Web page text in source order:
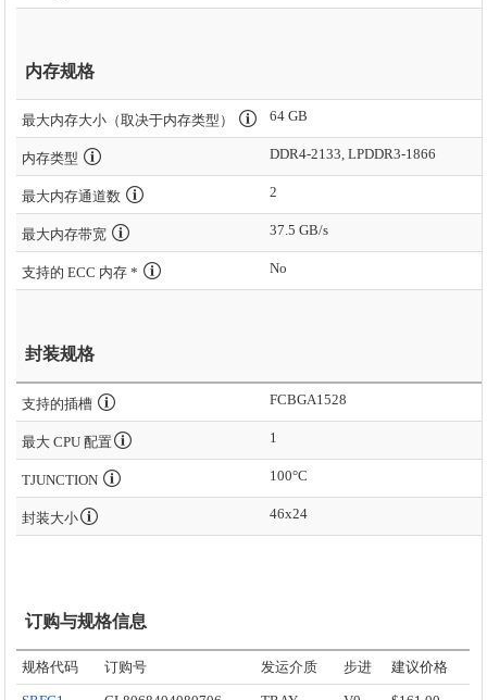
内存规格
最大内存大小（取决于内存类型） 64 GB
内存类型 DDR4-2133, LPDDR3-1866
最大内存通道数 2
最大内存带宽 37.5 GB/s
支持的 ECC 内存 * No
封装规格
支持的插槽 FCBGA1528
最大 CPU 配置 1
TJUNCTION 100°C
封装大小 46x24
订购与规格信息
规格代码 订购号 发运介质 步进 建议价格